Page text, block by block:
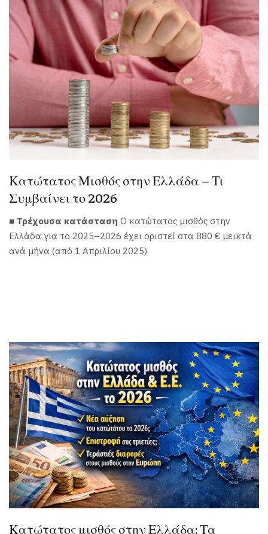
Κατώτατος Μισθός στην Ελλάδα – Τι
Συμβαίνει το 2026
■ Τρέχουσα κατάσταση Ο κατώτατος μισθός στην
Ελλάδα για το 2025–2026 έχει οριστεί στα 880 € μεικτά
ανά μήνα (από 1 Απριλίου 2025).
Κατώτατος μισθός στην Ελλάδα: Τα